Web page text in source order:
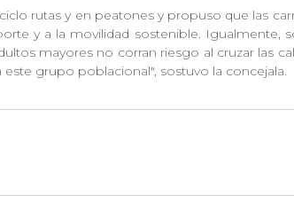
rutas y en peatones y propuso que las
y a la movilidad sostenible. Igualmente,
mayores no corran riesgo al cruzar las
grupo poblacional", sostuvo la concejala.